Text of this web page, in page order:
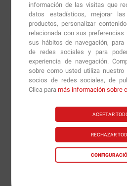
información de las visitas que
datos estadísticos, mejorar
productos, personalizar
relacionada con sus
sus hábitos de navegación, para
de redes sociales y para
experiencia de navegación.
sobre como usted utiliza
socios de redes sociales, de
Clica paramás información sobre
ACEPTAR
RECHAZAR
Nuevas versiones y
recomendaciones de
nuestros